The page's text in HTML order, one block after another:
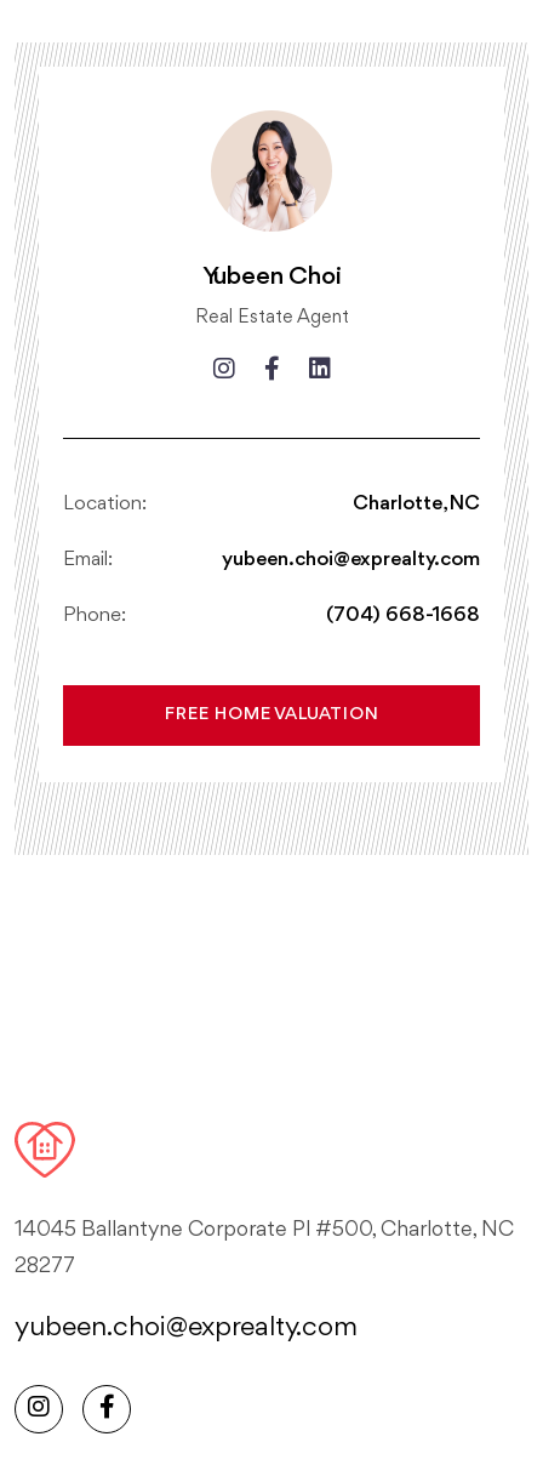
Yubeen Choi
Real Estate Agent
Location: Charlotte, NC
Email: yubeen.choi@exprealty.com
Phone: (704) 668-1668
FREE HOME VALUATION
14045 Ballantyne Corporate Pl #500, Charlotte, NC
28277
yubeen.choi@exprealty.com